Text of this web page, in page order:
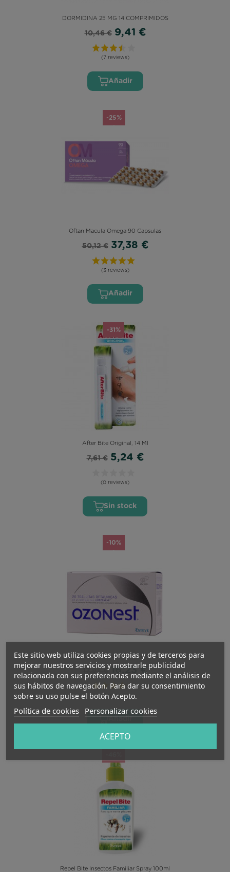
Este sitio web utiliza cookies propias y de terceros para
mejorar nuestros servicios y mostrarle publicidad
relacionada con sus preferencias mediante el análisis de
sus hábitos de navegación. Para dar su consentimiento
sobre su uso pulse el botón Acepto.
Política de cookies Personalizar cookies
ACEPTO
DORMIDINA 25 MG 14 COMPRIMIDOS
10,46 € 9,41 €
(7 reviews)
Añadir
Oftan Macula Omega 90 Capsulas
50,12 € 37,38 €
(3 reviews)
Añadir
-25%
After Bite Original, 14 Ml
7,61 € 5,24 €
(0 reviews)
Sin stock
-31%
Ozonest 20 Toallitas Oftálmicas
17,95 € 16,23 €
(2 reviews)
Añadir
-10%
Repel Bite Insectos Familiar Spray 100ml